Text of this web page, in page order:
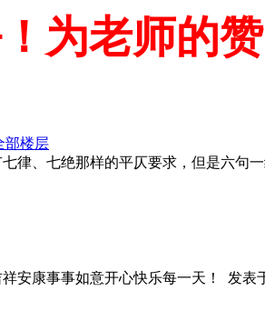
为老师的
部楼层
律、七绝那样的平仄要求，但是六句
安康事事如意开心快乐每一天！ 发表